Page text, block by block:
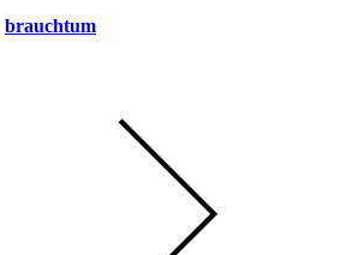
brauchtum